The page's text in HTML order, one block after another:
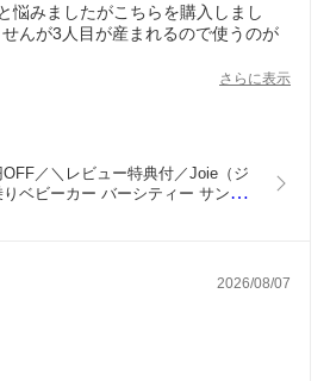
悩みましたがこちらを購入しまし
んが3人目が産まれるので使うのが
歳で使えればいいなぁーと思っていま
の子を乗せて使ってみたいと思いま
にしたら後ろの席の足の下ろす部分
に前の席にぶつかってしまうと思い
さらに表示
／＼レビュー特典付／Joie（ジ
りベビーカー バーシティー サンド
2026/08/07